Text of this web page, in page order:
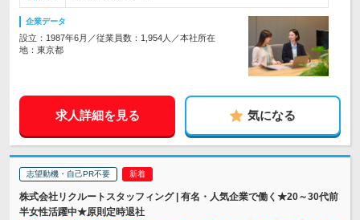
企業データ
設立：1987年6月／従業員数：1,954人／本社所在
地：東京都
求人詳細を見る 気になる
志望動機・自己PR不要
株式会社リクルートスタッフィング | 有名・人気企業で働く★20～30代前
半女性活躍中★原則定時退社